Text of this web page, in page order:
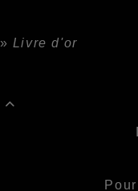
» Livre d'or
